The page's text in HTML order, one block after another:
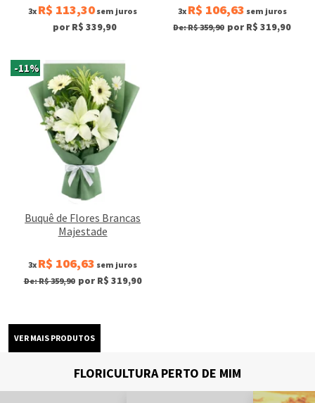
3x R$ 113,30 sem juros
por R$ 339,90
3x R$ 106,63 sem juros
De: R$ 359,90 por R$ 319,90
-11%
Buquê de Flores Brancas
Majestade
3x R$ 106,63 sem juros
De: R$ 359,90 por R$ 319,90
FLORICULTURA PERTO DE MIM